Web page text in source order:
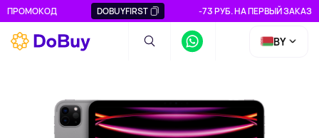
ПРОМОКОД DOBUYFIRST -73 РУБ. НА ПЕРВЫЙ ЗАКАЗ
BY